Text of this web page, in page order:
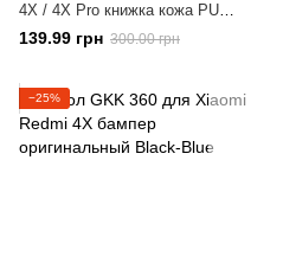
4X / 4X Pro книжка кожа PU
женский коричневый
139.99 грн 300.00 грн
−25%